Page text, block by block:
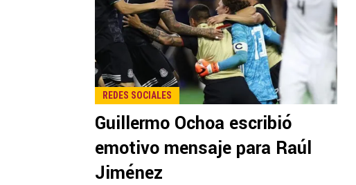
REDES SOCIALES
Guillermo Ochoa escribió
emotivo mensaje para Raúl
Jiménez